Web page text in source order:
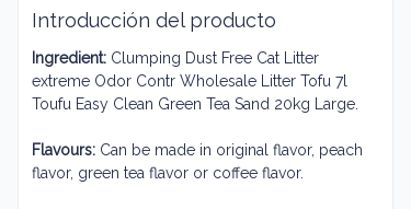
Introducción del producto
Ingredient: Clumping Dust Free Cat Litter
extreme Odor Contr Wholesale Litter Tofu 7l
Toufu Easy Clean Green Tea Sand 20kg Large
Flavours: Can be made in original flavor, peach
flavor, green tea flavor or coffee flavor.